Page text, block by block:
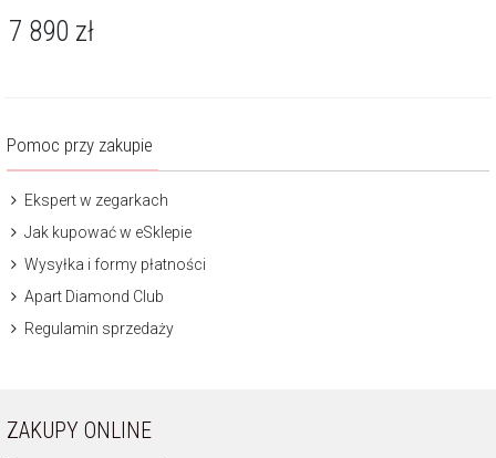
7 890 zł
Pomoc przy zakupie
Ekspert w zegarkach
Jak kupować w eSklepie
Wysyłka i formy płatności
Apart Diamond Club
Regulamin sprzedaży
ZAKUPY ONLINE